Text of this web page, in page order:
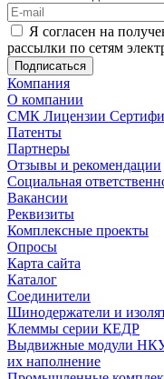
Я согласен на
рассылки по сетям
Компания
О компании
СМК Лицензии
Патенты
Партнеры
Отзывы и рекомендации
Социальная
Вакансии
Реквизиты
Комплексные проекты
Опросы
Карта сайта
Каталог
Соединители
Шинодержатели и
Клеммы серии КЕДР
Выдвижные модули НКУ
их наполнение